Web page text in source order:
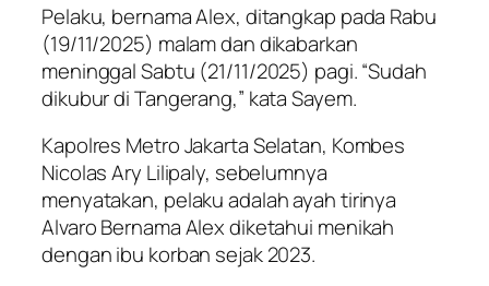
Pelaku, bernama Alex, ditangkap pada Rabu
(19/11/2025) malam dan dikabarkan
meninggal Sabtu (21/11/2025) pagi. “Sudah
dikubur di Tangerang,” kata Sayem.
Kapolres Metro Jakarta Selatan, Kombes
Nicolas Ary Lilipaly, sebelumnya
menyatakan, pelaku adalah ayah tirinya
Alvaro Bernama Alex diketahui menikah
dengan ibu korban sejak 2023.